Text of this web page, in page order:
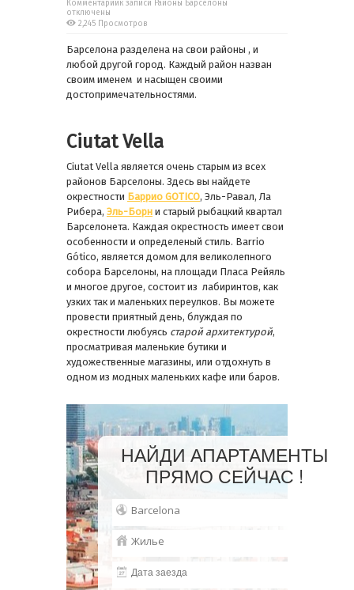
Комментариик записи Районы Барселоны
отключены
2,245 Просмотров
Барселона разделена на свои районы , и
любой другой город. Каждый район назван
своим именем и насыщен своими
достопримечательностями.
Ciutat Vella
Ciutat Vella является очень старым из всех
районов Барселоны. Здесь вы найдете
окрестности Баррио GOTICO, Эль-Равал, Ла
Рибера, Эль-Борн и старый рыбацкий квартал
Барселонета. Каждая окрестность имеет свои
особенности и определеный стиль. Barrio
Gótico, является домом для великолепного
собора Барселоны, на площади Пласа Рейяль
и многое другое, состоит из лабиринтов, как
узких так и маленьких переулков. Вы можете
провести приятный день, блуждая по
окрестности любуясь старой архитектурой,
просматривая маленькие бутики и
художественные магазины, или отдохнуть в
одном из модных маленьких кафе или баров.
НАЙДИ АПАРТАМЕНТЫ
ПРЯМО СЕЙЧАС !